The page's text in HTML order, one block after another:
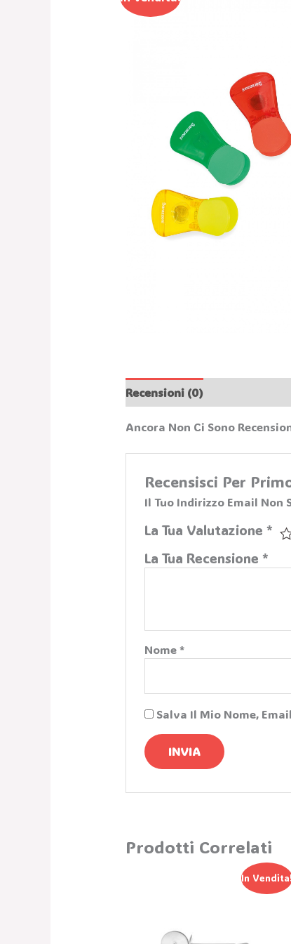
Recensioni (0)
Ancora Non Ci Sono
Recensisci Per
Il Tuo Indirizzo Email Non
La Tua Valutazione*
La Tua Recensione*
Nome*
Salva Il Mio Nome,
Prodotti Correlati
In
Prezzo
Il
Prezzo
Attuale